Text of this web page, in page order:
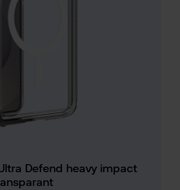
Defend heavy impact